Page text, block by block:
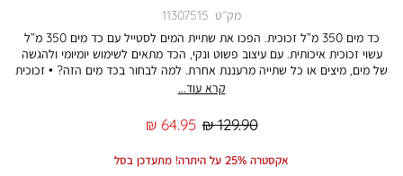
מק״ט 11307515
כד מים 350 מ”ל זכוכית. הפכו את שתיית המים לסטייל עם כד מים 350 מ”ל
עשוי זכוכית איכותית. עם עיצוב פשוט ונקי, הכד מתאים לשימוש יומיומי ולהגשה
של מים, מיצים או כל שתייה מרעננת אחרת. למה לבחור בכד מים הזה? • זכוכית
עמו אלגנטיות לכל שולחן או שולחן עבודה. • מושלם לשימוש אישי בבית, במשרד
או לאירוח. הכד הזה יוסיף טאץ’ של אלגנטיות לאירוח יומיומי או מסיבת קיץ,
במציאות עשוי להיות שונה מהמוצג בתמונה
קרא עוד...
מחיר
64.95 ₪
מחיר
129.90 ₪
אקסטרה 25% על היתרה! מתעדכן בסל